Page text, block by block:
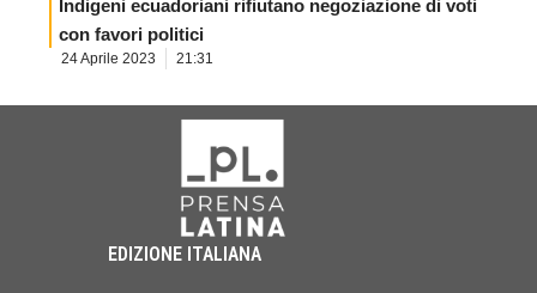
Indigeni ecuadoriani rifiutano negoziazione di voti
con favori politici
24 Aprile 2023 21:31
EDIZIONE ITALIANA